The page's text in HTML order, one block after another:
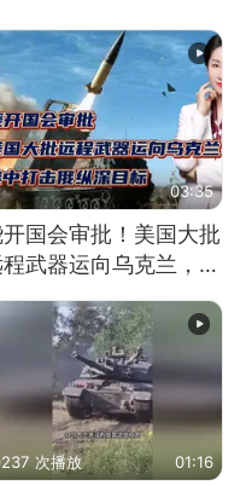
03:35
国会审批！美国大批
武器运向乌克兰，集
打击俄纵深目标
次播放 01:16